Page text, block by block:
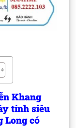
Khang
tính siêu
Long có